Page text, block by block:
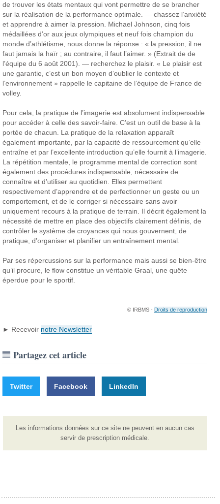
de trouver les états mentaux qui vont permettre de se brancher
sur la réalisation de la performance optimale. — chassez l’anxiété
et apprendre à aimer la pression. Michael Johnson, cinq fois
médaillées d’or aux jeux olympiques et neuf fois champion du
monde d’athlétisme, nous donne la réponse : « la pression, il ne
faut jamais la haïr ; au contraire, il faut l’aimer. » (Extrait de de
l’équipe du 6 août 2001). — recherchez le plaisir. « Le plaisir est
une garantie, c’est un bon moyen d’oublier le contexte et
l’environnement » rappelle le capitaine de l’équipe de France de
volley.
Pour cela, la pratique de l’imagerie est absolument indispensable
pour accéder à celle des savoir-faire. C’est un outil de base à la
portée de chacun. La pratique de la relaxation apparaît
également importante, par la capacité de ressourcement qu’elle
entraîne et par l’excellente introduction qu’elle fournit à l’imagerie.
La répétition mentale, le programme mental de correction sont
également des procédures indispensable, nécessaire de
connaître et d’utiliser au quotidien. Elles permettent
respectivement d’apprendre et de perfectionner un geste ou un
comportement, et de le corriger si nécessaire sans avoir
uniquement recours à la pratique de terrain.
Il décrit également la
nécessité de mettre en place des objectifs clairement définis, de
contrôler le système de croyances qui nous gouvernent, de
pratique, d’organiser et planifier un entraînement mental.
Par ses répercussions sur la performance mais aussi se bien-être
qu’il procure, le flow constitue un véritable Graal, une quête
éperdue pour le sportif.
© IRBMS - Droits de reproduction
► Recevoir notre Newsletter
Partagez cet article
Twitter Facebook LinkedIn
Les informations données sur ce site ne peuvent en aucun cas
servir de prescription médicale.